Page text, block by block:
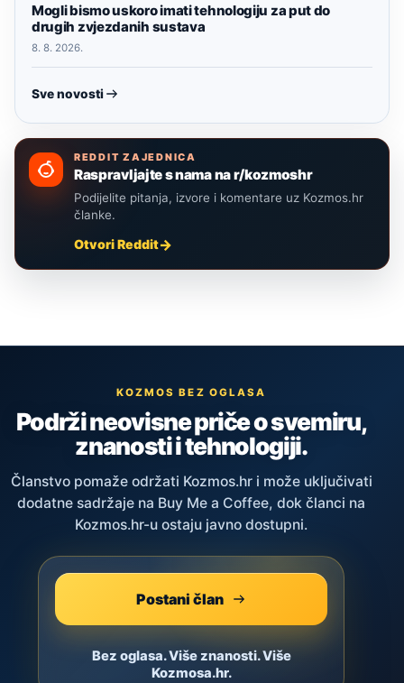
Mogli bismo uskoro imati tehnologiju za put do
drugih zvjezdanih sustava
8. 8. 2026.
Sve novosti
REDDIT ZAJEDNICA
Raspravljajte s nama na r/kozmoshr
Podijelite pitanja, izvore i komentare uz Kozmos.hr
članke.
Otvori Reddit
KOZMOS BEZ OGLASA
Podrži neovisne priče o svemiru,
znanosti i tehnologiji.
Članstvo pomaže održati Kozmos.hr i može uključivati
dodatne sadržaje na Buy Me a Coffee, dok članci na
Kozmos.hr-u ostaju javno dostupni.
Postani član
Bez oglasa. Više znanosti. Više
Kozmosa.hr.